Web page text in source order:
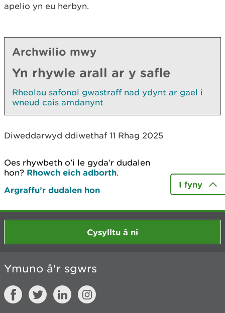
apelio yn eu herbyn.
Archwilio mwy
Yn rhywle arall ar y safle
Rheolau safonol gwastraff nad ydynt ar gael i
wneud cais amdanynt
Diweddarwyd ddiwethaf 11 Rhag 2025
Oes rhywbeth o’i le gyda’r dudalen
hon? Rhowch eich adborth.
Argraffu’r dudalen hon
I fyny
Cysylltu â ni
Ymuno â'r sgwrs